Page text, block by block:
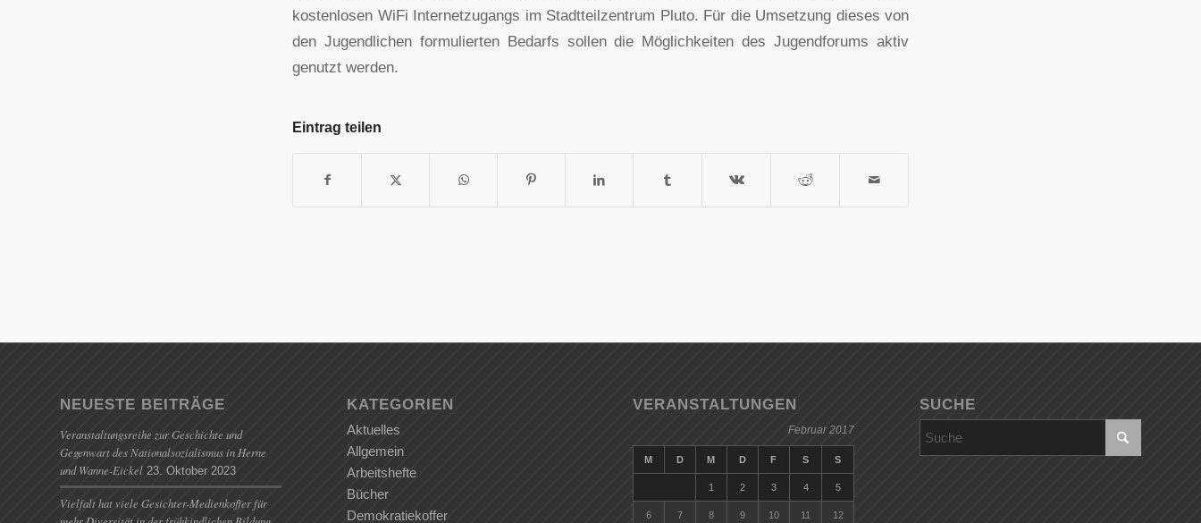
kostenlosen WiFi Internetzugangs im Stadtteilzentrum Pluto. Für die Umsetzung dieses von
den Jugendlichen formulierten Bedarfs sollen die Möglichkeiten des Jugendforums aktiv
genutzt werden.
Eintrag teilen
NEUESTE BEITRÄGE
Veranstaltungsreihe zur Geschichte und
Gegenwart des Nationalsozialismus in Herne
und Wanne-Eickel 23. Oktober 2023
Vielfalt hat viele Gesichter-Medienkoffer für
KATEGORIEN
Aktuelles
Allgemein
Arbeitshefte
Bücher
Demokratiekoffer
VERANSTALTUNGEN
Februar 2017
M D M D F S S
1 2 3 4 5
6 7 8 9 10 11 12
SUCHE